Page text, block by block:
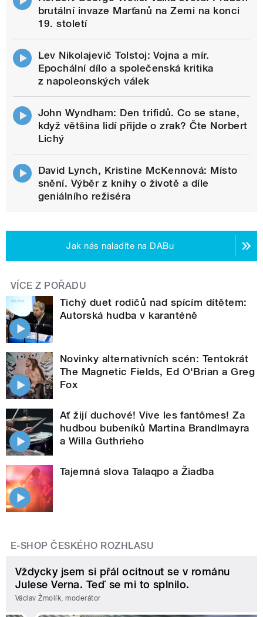
brutální invaze Marťanů na Zemi na konci
19. století
Lev Nikolajevič Tolstoj: Vojna a mír.
Epochální dílo a společenská kritika
z napoleonských válek
John Wyndham: Den trifidů. Co se stane,
když většina lidí přijde o zrak? Čte Norbert
Lichý
David Lynch, Kristine McKennová: Místo
snění. Výběr z knihy o životě a díle
geniálního režiséra
Jak nás naladíte na DABu
VÍCE Z POŘADU
Tichý duet rodičů nad spícím dítětem:
Autorská hudba v karanténě
Novinky alternativních scén: Tentokrát
The Magnetic Fields, Ed O'Brian a Greg
Fox
Ať žijí duchové! Vive les fantômes! Za
hudbou bubeníků Martina Brandlmayra
a Willa Guthrieho
Tajemná slova Talaqpo a Žiadba
E-SHOP ČESKÉHO ROZHLASU
Vždycky jsem si přál ocitnout se v románu
Julese Verna. Teď se mi to splnilo.
Václav Žmolík, moderátor